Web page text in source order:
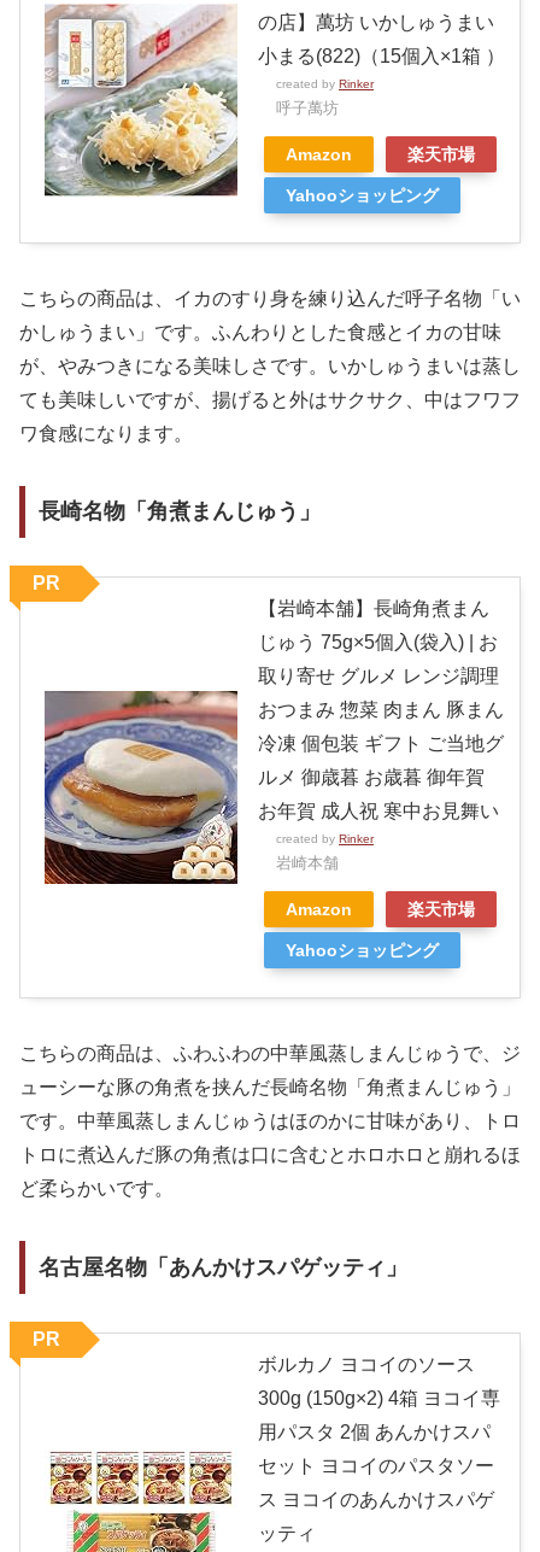
の店】萬坊 いかしゅうまい
小まる(822)（15個入×1箱 ）
created by Rinker
呼子萬坊
Amazon 楽天市場
Yahooショッピング
こちらの商品は、イカのすり身を練り込んだ呼子名物「い
かしゅうまい」です。ふんわりとした食感とイカの甘味
が、やみつきになる美味しさです。いかしゅうまいは蒸し
ても美味しいですが、揚げると外はサクサク、中はフワフ
ワ食感になります。
長崎名物「角煮まんじゅう」
【岩崎本舗】長崎角煮まん
じゅう 75g×5個入(袋入) | お
取り寄せ グルメ レンジ調理
おつまみ 惣菜 肉まん 豚まん
冷凍 個包装 ギフト ご当地グ
ルメ 御歳暮 お歳暮 御年賀
お年賀 成人祝 寒中お見舞い
created by Rinker
岩崎本舗
Amazon 楽天市場
Yahooショッピング
PR
こちらの商品は、ふわふわの中華風蒸しまんじゅうで、ジ
ューシーな豚の角煮を挟んだ長崎名物「角煮まんじゅう」
です。中華風蒸しまんじゅうはほのかに甘味があり、トロ
トロに煮込んだ豚の角煮は口に含むとホロホロと崩れるほ
ど柔らかいです。
名古屋名物「あんかけスパゲッティ」
ボルカノ ヨコイのソース
300g (150g×2) 4箱 ヨコイ専
用パスタ 2個 あんかけスパ
セット ヨコイのパスタソー
ス ヨコイのあんかけスパゲ
ッティ
PR